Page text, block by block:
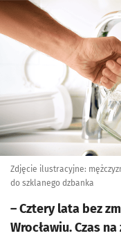
Kliknij, aby powiększyć
Zdjęcie ilustracyjne:
do szklanego dzbanka
– Cztery lata bez
Wrocławiu. Czas